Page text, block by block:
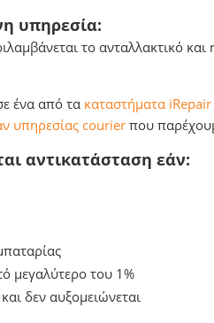
υπηρεσία:
το ανταλλακτικό και
ένα από τα καταστήματα iRepair
υπηρεσίας courier που
αντικατάσταση εάν:
μεγαλύτερο του 1%
δεν αυξομειώνεται